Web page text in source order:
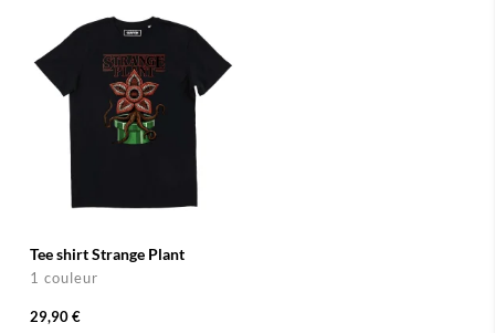
Tee shirt Strange Plant
1 couleur
29,90 €